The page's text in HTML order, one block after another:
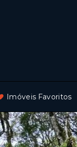
Imóveis Favoritos